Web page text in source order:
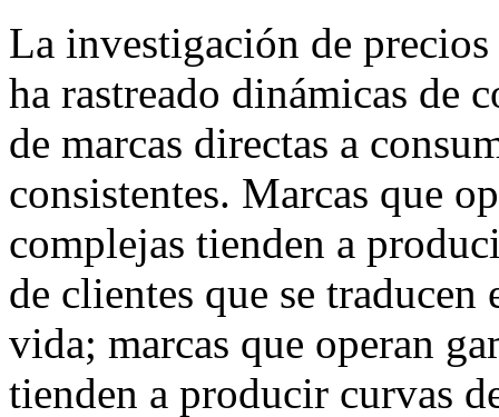
La investigación de
ha rastreado dinámicas de
de marcas directas a
consistentes. Marcas que
complejas tienden a
de clientes que se
vida; marcas que operan
tienden a producir curvas